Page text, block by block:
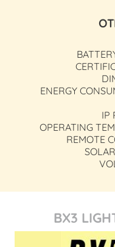
ENERGY
IP
OPERATING
REMOTE
BX3